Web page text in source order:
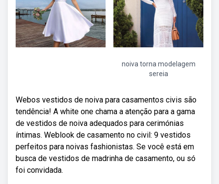
noiva torna modelagem
sereia
Webos vestidos de noiva para casamentos civis são
tendência! A white one chama a atenção para a gama
de vestidos de noiva adequados para cerimónias
íntimas. Weblook de casamento no civil: 9 vestidos
perfeitos para noivas fashionistas. Se você está em
busca de vestidos de madrinha de casamento, ou só
foi convidada.